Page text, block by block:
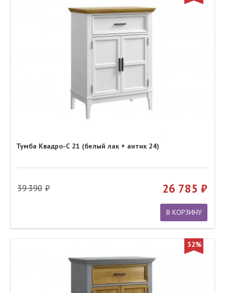
Тумба Квадро-С 21 (белый лак + антик 24)
39 390 26 785
В КОРЗИНУ
32%